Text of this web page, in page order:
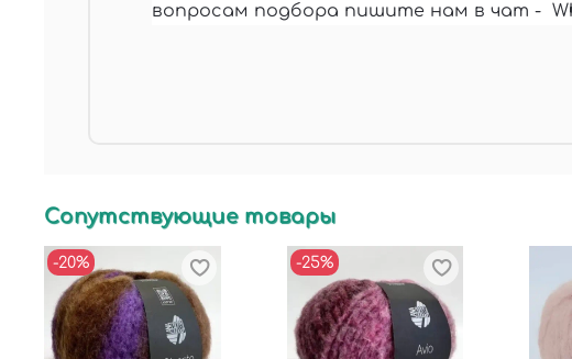
вопросам подбора пишите нам в чат -
Сопутствующие товары
-20% -25%